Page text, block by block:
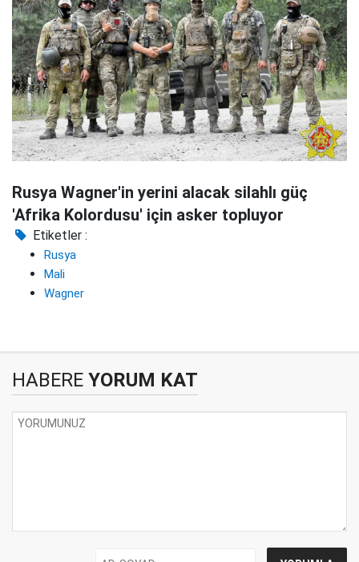
Rusya Wagner'in yerini alacak silahlı güç
'Afrika Kolordusu' için asker topluyor
Etiketler :
Rusya
Mali
Wagner
HABERE YORUM KAT